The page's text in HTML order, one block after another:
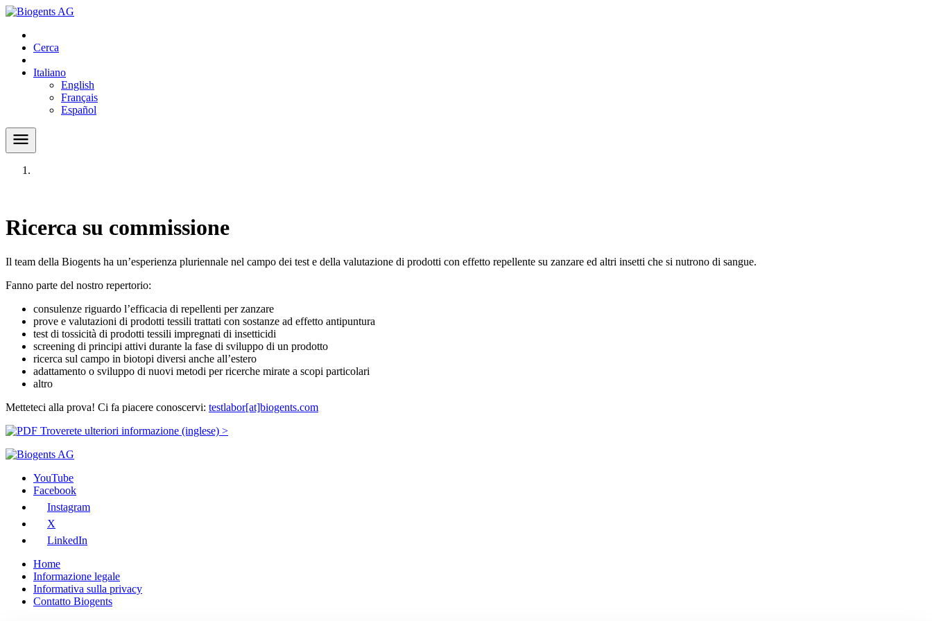
Cerca
Italiano
English
Français
Español
Ricerca su commissione
Il team della Biogents ha un’esperienza pluriennale nel campo dei test e della valutazione di prodotti con effetto repellente su zanzare ed altri insetti che si nutrono di sangue.
Fanno parte del nostro repertorio:
consulenze riguardo l’efficacia di repellenti per zanzare
prove e valutazioni di prodotti tessili trattati con sostanze ad effetto antipuntura
test di tossicità di prodotti tessili impregnati di insetticidi
screening di principi attivi durante la fase di sviluppo di un prodotto
ricerca sul campo in biotopi diversi anche all’estero
adattamento o sviluppo di nuovi metodi per ricerche mirate a scopi particolari
altro
Metteteci alla prova! Ci fa piacere conoscervi: testlabor[at]biogents.com
Troverete ulteriori informazione (inglese) >
YouTube
Facebook
Instagram
X
LinkedIn
Home
Informazione legale
Informativa sulla privacy
Contatto Biogents